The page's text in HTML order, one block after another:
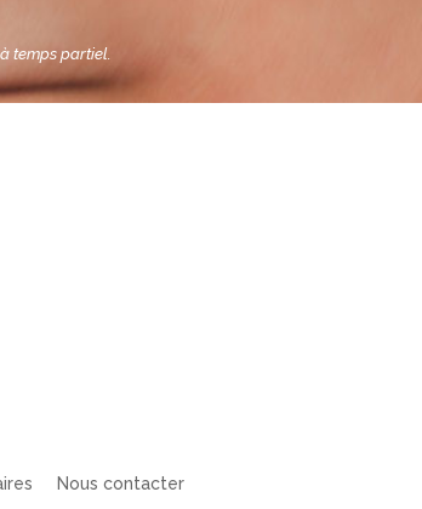
temps partiel.
Nous contacter